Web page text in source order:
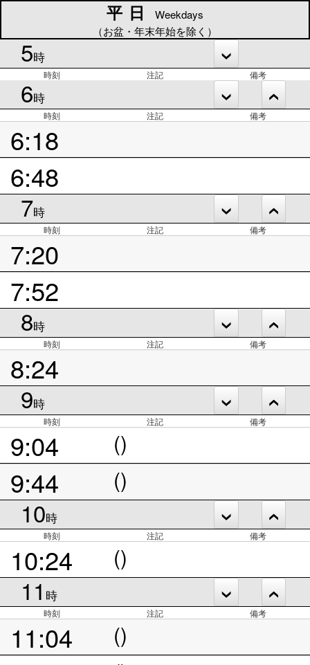
平日
Weekdays
（お盆・年末年始を除く）
5時
時刻 注記 備考
6時
時刻 注記 備考
6:18
6:48
7時
時刻 注記 備考
7:20
7:52
8時
時刻 注記 備考
8:24
9時
時刻 注記 備考
9:04 ()
9:44 ()
10時
時刻 注記 備考
10:24 ()
11 時
時刻 注記 備考
11:04 ()